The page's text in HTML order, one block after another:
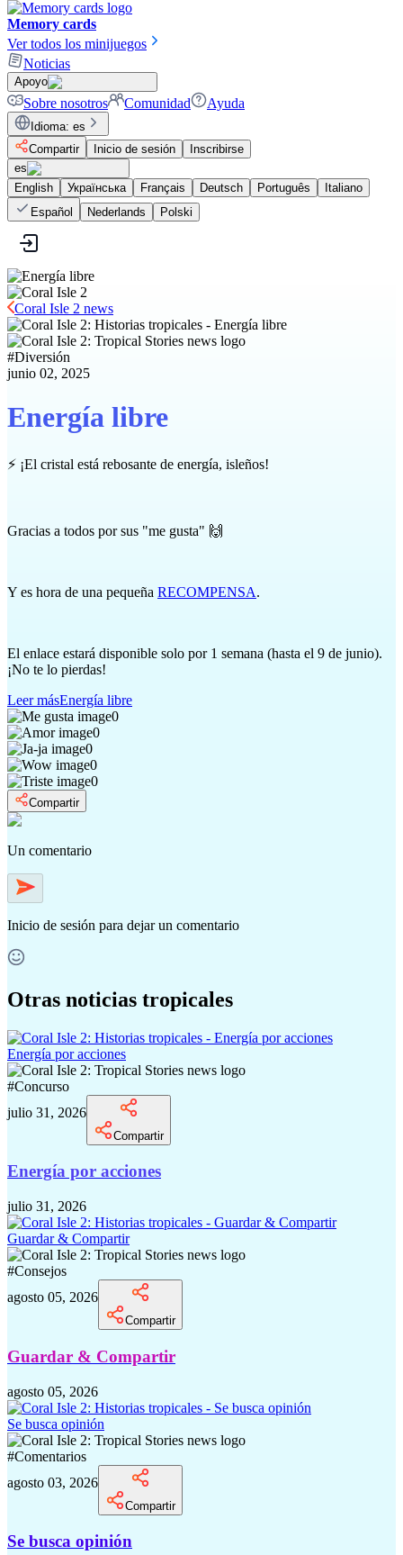
Memory cards
Ver todos los minijuegos
Noticias
Apoyo
Sobre nosotros Comunidad Ayuda
Idioma: es
Compartir
Inicio de sesión
Inscribirse
es
English
Українська Français Deutsch Português
Italiano
Español
Nederlands Polski
Coral Isle 2 news
#Diversión
junio 02, 2025
Energía libre
⚡ ¡El cristal está rebosante de energía, isleños!
Gracias a todos por sus "me gusta" 🙌
Y es hora de una pequeña RECOMPENSA.
El enlace estará disponible solo por 1 semana (hasta el 9 de junio).
¡No te lo pierdas!
Leer másEnergía libre
0
0
0
0
0
Compartir
Un comentario
Inicio de sesión para dejar un comentario
Otras noticias tropicales
Energía por acciones
#Concurso
julio 31, 2026
Compartir
Energía por acciones
julio 31, 2026
Guardar & Compartir
#Consejos
agosto 05, 2026
Compartir
Guardar & Compartir
agosto 05, 2026
Se busca opinión
#Comentarios
agosto 03, 2026
Compartir
Se busca opinión